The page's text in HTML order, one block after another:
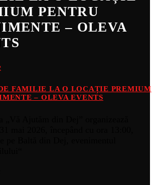
PENTRU
– OLEVA
FAMILIE LA O LOCAȚIE PREMIUM
– OLEVA EVENTS